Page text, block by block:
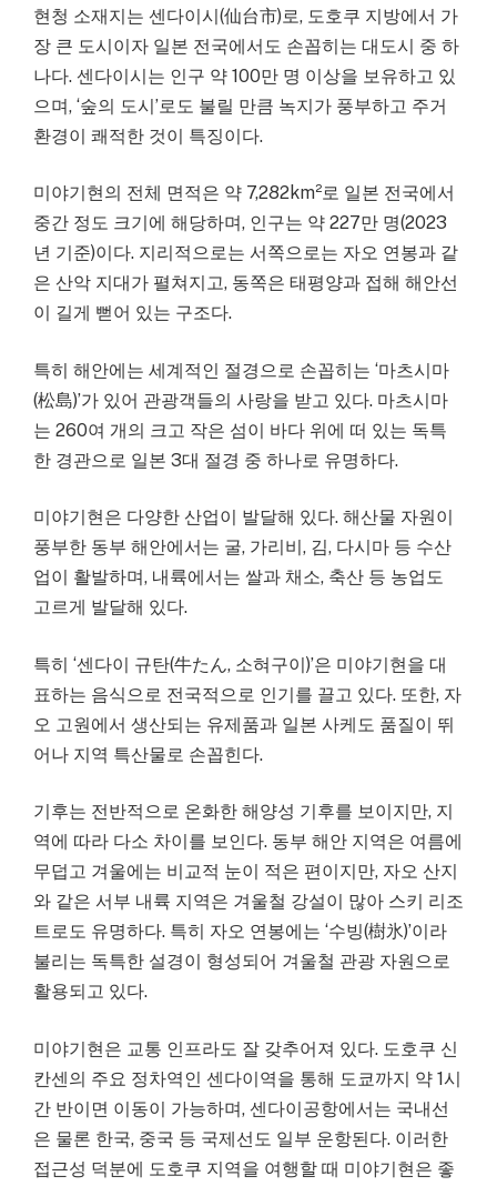
현청 소재지는 센다이시(仙台市)로, 도호쿠 지방에서 가
장 큰 도시이자 일본 전국에서도 손꼽히는 대도시 중 하
나다. 센다이시는 인구 약 100만 명 이상을 보유하고 있
으며, ‘숲의 도시’로도 불릴 만큼 녹지가 풍부하고 주거
환경이 쾌적한 것이 특징이다.
미야기현의 전체 면적은 약 7,282km²로 일본 전국에서
중간 정도 크기에 해당하며, 인구는 약 227만 명(2023
년 기준)이다. 지리적으로는 서쪽으로는 자오 연봉과 같
은 산악 지대가 펼쳐지고, 동쪽은 태평양과 접해 해안선
이 길게 뻗어 있는 구조다.
특히 해안에는 세계적인 절경으로 손꼽히는 ‘마츠시마
(松島)’가 있어 관광객들의 사랑을 받고 있다. 마츠시마
는 260여 개의 크고 작은 섬이 바다 위에 떠 있는 독특
한 경관으로 일본 3대 절경 중 하나로 유명하다.
미야기현은 다양한 산업이 발달해 있다. 해산물 자원이
풍부한 동부 해안에서는 굴, 가리비, 김, 다시마 등 수산
업이 활발하며, 내륙에서는 쌀과 채소, 축산 등 농업도
고르게 발달해 있다.
특히 ‘센다이 규탄(牛たん, 소혀구이)’은 미야기현을 대
표하는 음식으로 전국적으로 인기를 끌고 있다. 또한, 자
오 고원에서 생산되는 유제품과 일본 사케도 품질이 뛰
어나 지역 특산물로 손꼽힌다.
기후는 전반적으로 온화한 해양성 기후를 보이지만, 지
역에 따라 다소 차이를 보인다. 동부 해안 지역은 여름에
무덥고 겨울에는 비교적 눈이 적은 편이지만, 자오 산지
와 같은 서부 내륙 지역은 겨울철 강설이 많아 스키 리조
트로도 유명하다. 특히 자오 연봉에는 ‘수빙(樹氷)’이라
불리는 독특한 설경이 형성되어 겨울철 관광 자원으로
활용되고 있다.
미야기현은 교통 인프라도 잘 갖추어져 있다. 도호쿠 신
칸센의 주요 정차역인 센다이역을 통해 도쿄까지 약 1시
간 반이면 이동이 가능하며, 센다이공항에서는 국내선
은 물론 한국, 중국 등 국제선도 일부 운항된다. 이러한
접근성 덕분에 도호쿠 지역을 여행할 때 미야기현은 좋